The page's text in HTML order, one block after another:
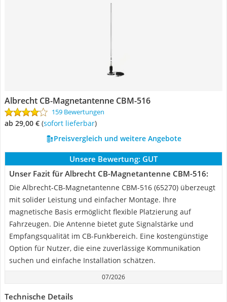
Albrecht CB-Magnetantenne CBM-516
159 Bewertungen
ab 29,00 € ( Sofort lieferbar)
Preisvergleich und weitere Angebote
Unsere Bewertung: GUT
Unser Fazit für Albrecht CB-Magnetantenne CBM-516:
Die Albrecht-CB-Magnetantenne CBM-516 (65270) überzeugt
mit solider Leistung und einfacher Montage. Ihre
magnetische Basis ermöglicht flexible Platzierung auf
Fahrzeugen. Die Antenne bietet gute Signalstärke und
Empfangsqualität im CB-Funkbereich. Eine kostengünstige
Option für Nutzer, die eine zuverlässige Kommunikation
suchen und einfache Installation schätzen.
07/2026
Technische Details